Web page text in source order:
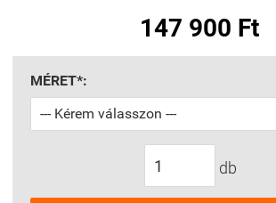
147 900 Ft
MÉRET*:
db